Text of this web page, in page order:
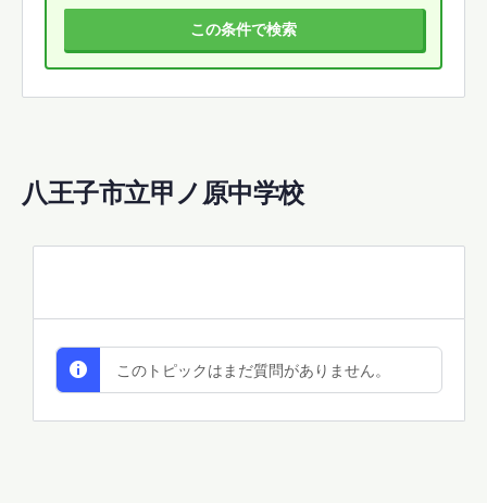
八王子市立甲ノ原中学校
このトピックはまだ質問がありません。
この条件で検索